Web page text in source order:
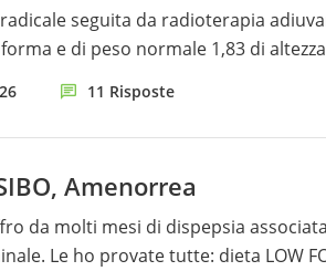
seguita da radioterapia
e di peso normale 1,83 di
la colazione la mattina e pasti
ed opportuno il digiuno
11 Risposte
Amenorrea
Le ho provate tutte: dieta LOW